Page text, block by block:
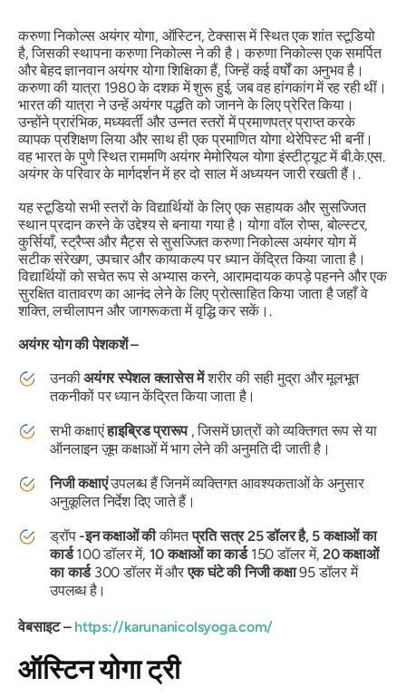
करुणा निकोल्स अयंगर योगा, ऑस्टिन, टेक्सास में स्थित एक शांत स्टूडियो
है, जिसकी स्थापना करुणा निकोल्स ने की है। करुणा निकोल्स एक समर्पित
और बेहद ज्ञानवान अयंगर योगा शिक्षिका हैं, जिन्हें कई वर्षों का अनुभव है।
करुणा की यात्रा 1980 के दशक में शुरू हुई, जब वह हांगकांग में रह रही थीं।
भारत की यात्रा ने उन्हें अयंगर पद्धति को जानने के लिए प्रेरित किया।
उन्होंने प्रारंभिक, मध्यवर्ती और उन्नत स्तरों में प्रमाणपत्र प्राप्त करके
व्यापक प्रशिक्षण लिया और साथ ही एक प्रमाणित योगा थेरेपिस्ट भी बनीं।
वह भारत के पुणे स्थित राममणि अयंगर मेमोरियल योगा इंस्टीट्यूट में बी.के.एस.
अयंगर के परिवार के मार्गदर्शन में हर दो साल में अध्ययन जारी रखती हैं।.
यह स्टूडियो सभी स्तरों के विद्यार्थियों के लिए एक सहायक और सुसज्जित
स्थान प्रदान करने के उद्देश्य से बनाया गया है। योगा वॉल रोप्स, बोल्स्टर,
कुर्सियाँ, स्ट्रैप्स और मैट्स से सुसज्जित करुणा निकोल्स अयंगर योग में
सटीक संरेखण, उपचार और कायाकल्प पर ध्यान केंद्रित किया जाता है।
विद्यार्थियों को सचेत रूप से अभ्यास करने, आरामदायक कपड़े पहनने और एक
सुरक्षित वातावरण का आनंद लेने के लिए प्रोत्साहित किया जाता है जहाँ वे
शक्ति, लचीलापन और जागरूकता में वृद्धि कर सकें।.
अयंगर योग की पेशकशें –
उनकीअयंगर स्पेशल क्लासेस मेंशरीर की सही मुद्रा और मूलभूत
तकनीकों पर ध्यान केंद्रित किया जाता है।
सभी कक्षाएंहाइब्रिड प्रारूप, जिसमें छात्रों को व्यक्तिगत रूप से या
ऑनलाइन ज़ूम कक्षाओं में भाग लेने की अनुमति दी जाती है।
निजी कक्षाएंउपलब्ध हैं जिनमें व्यक्तिगत आवश्यकताओं के अनुसार
अनुकूलित निर्देश दिए जाते हैं।
ड्रॉप -इन कक्षाओं कीकीमतप्रति सत्र 25 डॉलर है, 5 कक्षाओं का
कार्ड100 डॉलर में, 10 कक्षाओं का कार्ड150 डॉलर में,20 कक्षाओं
का कार्ड300 डॉलर में औरएक घंटे की निजी कक्षा95 डॉलर में
उपलब्ध है।
वेबसाइट –https://karunanicolsyoga.com/
ऑस्टिन योगा ट्री